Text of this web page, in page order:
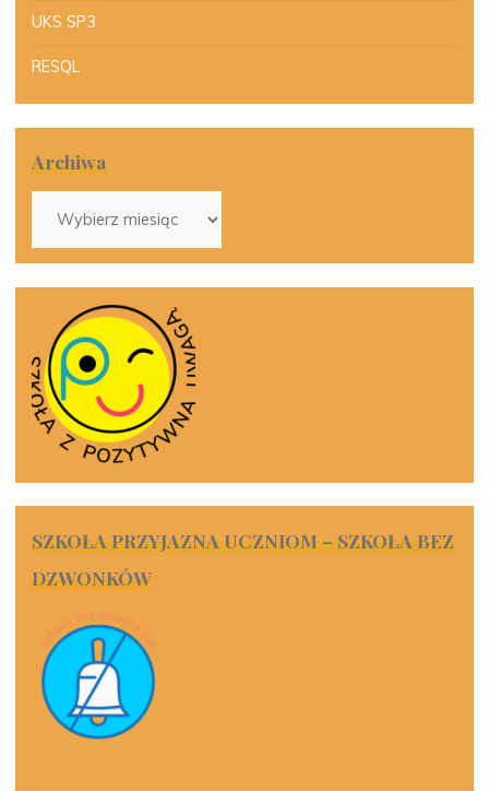
UKS SP3
RESQL
Archiwa
SZKOŁA PRZYJAZNA UCZNIOM – SZKOŁA BEZ
DZWONKÓW